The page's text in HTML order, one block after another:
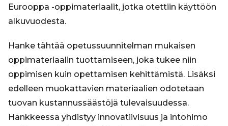
Eurooppa -oppimateriaalit, jotka otettiin käyttöön
alkuvuodesta.
Hanke tähtää opetussuunnitelman mukaisen
oppimateriaalin tuottamiseen, joka tukee niin
oppimisen kuin opettamisen kehittämistä. Lisäksi
edelleen muokattavien materiaalien odotetaan
tuovan kustannussäästöjä tulevaisuudessa.
Hankkeessa yhdistyy innovatiivisuus ja intohimo